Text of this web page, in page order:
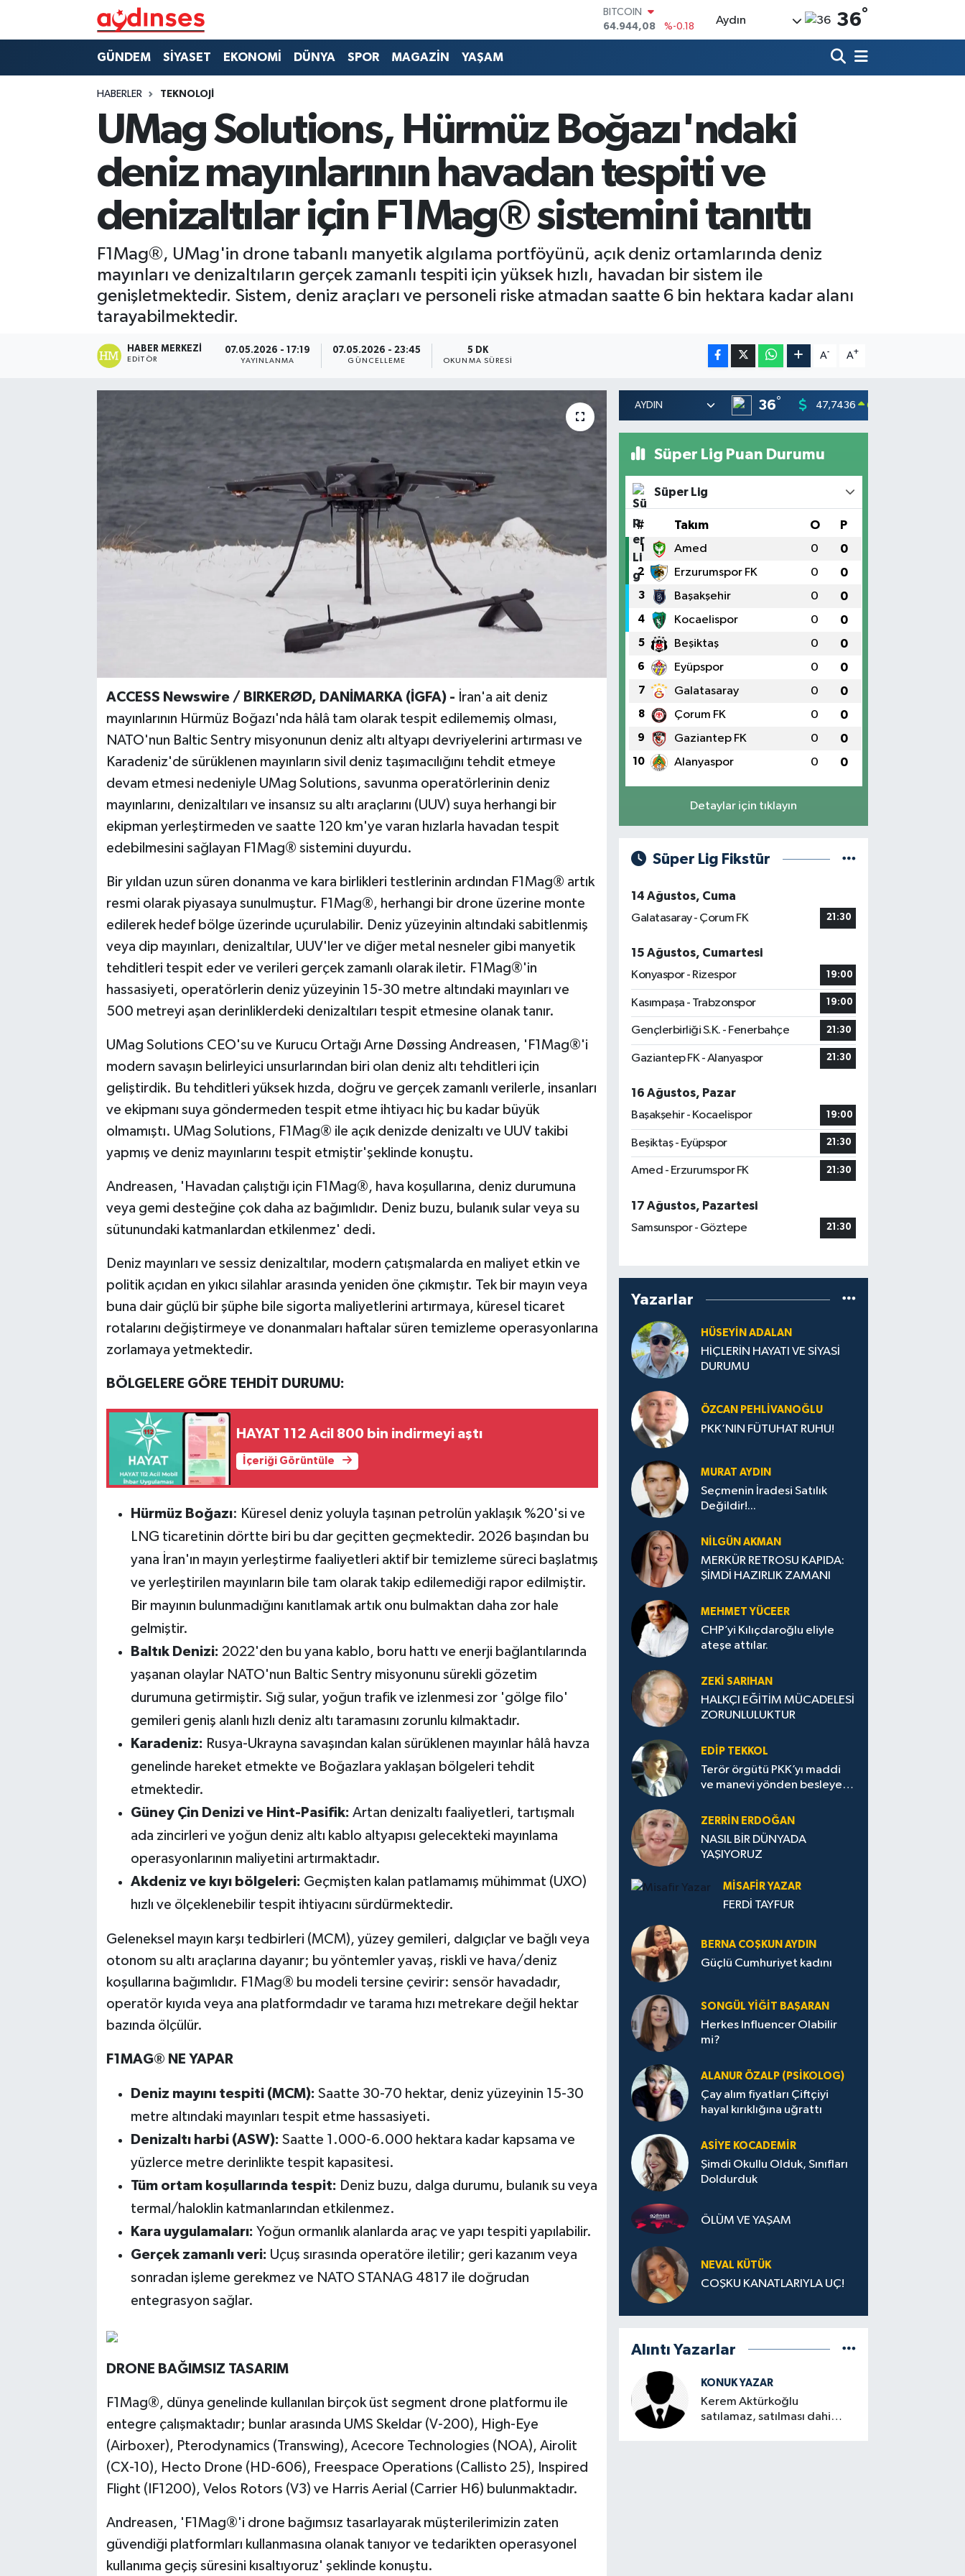
DOLAR
47,7436
%0.18
EURO
6660.55
BİST100
13.779
%-14
64.944,08
%-0.18
Aydın 36°
GÜNDEM SİYASET EKONOMİ DÜNYA SPOR MAGAZİN YAŞAM
HABERLER TEKNOLOJİ
UMag Solutions, Hürmüz Boğazı'ndaki
deniz mayınlarının havadan tespiti ve
denizaltılar için F1Mag® sistemini tanıttı
F1Mag®, UMag'in drone tabanlı manyetik algılama portföyünü, açık deniz ortamlarında deniz
mayınları ve denizaltıların gerçek zamanlı tespiti için yüksek hızlı, havadan bir sistem ile
genişletmektedir. Sistem, deniz araçları ve personeli riske atmadan saatte 6 bin hektara kadar alanı
tarayabilmektedir.
HABER MERKEZI
EDITÖR
07.05.2026 - 17:19
YAYINLANMA
07.05.2026 - 23:45
GÜNCELLEME
5 DK
OKUNMA SÜRESI
A- A+
ACCESS Newswire / BIRKERØD, DANİ MARKA (İGFA) - İran'a ait deniz
mayınlarının Hürmüz Boğazı'nda hâlâ tam olarak tespit edilememiş olması,
NATO'nun Baltic Sentry misyonunun deniz altı altyapı devriyelerini artırması ve
Karadeniz'de sürüklenen mayınların sivil deniz taşımacılığını tehdit etmeye
devam etmesi nedeniyle UMag Solutions, savunma operatörlerinin deniz
mayınlarını, denizaltıları ve insansız su altı araçlarını (UUV) suya herhangi bir
ekipman yerleştirmeden ve saatte 120 km'ye varan hızlarla havadan tespit
edebilmesini sağlayan F1Mag® sistemini duyurdu.
Bir yıldan uzun süren donanma ve kara birlikleri testlerinin ardından F1Mag® artık
resmi olarak piyasaya sunulmuştur. F1Mag®, herhangi bir drone üzerine monte
edilerek hedef bölge üzerinde uçurulabilir. Deniz yüzeyinin altındaki sabitlenmiş
veya dip mayınları, denizaltılar, UUV'ler ve diğer metal nesneler gibi manyetik
tehditleri tespit eder ve verileri gerçek zamanlı olarak iletir. F1Mag®'in
hassasiyeti, operatörlerin deniz yüzeyinin 15-30 metre altındaki mayınları ve
500 metreyi aşan derinliklerdeki denizaltıları tespit etmesine olanak tanır.
UMag Solutions CEO'su ve Kurucu Ortağı Arne Døssing Andreasen, 'F1Mag®'i
modern savaşın belirleyici unsurlarından biri olan deniz altı tehditleri için
geliştirdik. Bu tehditleri yüksek hızda, doğru ve gerçek zamanlı verilerle, insanları
ve ekipmanı suya göndermeden tespit etme ihtiyacı hiç bu kadar büyük
olmamıştı. UMag Solutions, F1Mag® ile açık denizde denizaltı ve UUV takibi
yapmış ve deniz mayınlarını tespit etmiştir'şeklinde konuştu.
Andreasen, 'Havadan çalıştığı için F1Mag®, hava koşullarına, deniz durumuna
veya gemi desteğine çok daha az bağımlıdır. Deniz buzu, bulanık sular veya su
sütunundaki katmanlardan etkilenmez' dedi.
Deniz mayınları ve sessiz denizaltılar, modern çatışmalarda en maliyet etkin ve
politik açıdan en yıkıcı silahlar arasında yeniden öne çıkmıştır. Tek bir mayın veya
buna dair güçlü bir şüphe bile sigorta maliyetlerini artırmaya, küresel ticaret
rotalarını değiştirmeye ve donanmaları haftalar süren temizleme operasyonlarına
zorlamaya yetmektedir.
BÖ LGELERE GÖ RE TEHDİT DURUMU:
HAYAT 112 Acil 800 bin indirmeyi aştı
İçeriği Görüntüle
Hürmüz Boğazı: Küresel deniz yoluyla taşınan petrolün yaklaşık %20'si ve
LNG ticaretinin dörtte biri bu dar geçitten geçmektedir. 2026 başından bu
yana İran'ın mayın yerleştirme faaliyetleri aktif bir temizleme süreci başlatmış
ve yerleştirilen mayınların bile tam olarak takip edilemediği rapor edilmiştir.
Bir mayının bulunmadığını kanıtlamak artık onu bulmaktan daha zor hale
gelmiştir.
Baltık Denizi: 2022'den bu yana kablo, boru hattı ve enerji bağlantılarında
yaşanan olaylar NATO'nun Baltic Sentry misyonunu sürekli gözetim
durumuna getirmiştir. Sığ sular, yoğun trafik ve izlenmesi zor 'gölge filo'
gemileri geniş alanlı hızlı deniz altı taramasını zorunlu kılmaktadır.
Karadeniz: Rusya-Ukrayna savaşından kalan sürüklenen mayınlar hâlâ havza
genelinde hareket etmekte ve Boğazlara yaklaşan bölgeleri tehdit
etmektedir.
Güney Çin Denizi ve Hint-Pasifik: Artan denizaltı faaliyetleri, tartışmalı
ada zincirleri ve yoğun deniz altı kablo altyapısı gelecekteki mayınlama
operasyonlarının maliyetini artırmaktadır.
Akdeniz ve kıyı bö lgeleri: Geçmişten kalan patlamamış mühimmat (UXO)
hızlı ve ölçeklenebilir tespit ihtiyacını sürdürmektedir.
Geleneksel mayın karşı tedbirleri (MCM), yüzey gemileri, dalgıçlar ve bağlı veya
otonom su altı araçlarına dayanır; bu yöntemler yavaş, riskli ve hava/deniz
koşullarına bağımlıdır. F1Mag® bu modeli tersine çevirir: sensör havadadır,
operatör kıyıda veya ana platformdadır ve tarama hızı metrekare değil hektar
bazında ölçülür.
F1MAG® NE YAPAR
Deniz mayını tespiti (MCM): Saatte 30-70 hektar, deniz yüzeyinin 15-30
metre altındaki mayınları tespit etme hassasiyeti.
Denizaltı harbi (ASW): Saatte 1.000-6.000 hektara kadar kapsama ve
yüzlerce metre derinlikte tespit kapasitesi.
Tüm ortam koşullarında tespit: Deniz buzu, dalga durumu, bulanık su veya
termal/haloklin katmanlarından etkilenmez.
Kara uygulamaları: Yoğun ormanlık alanlarda araç ve yapı tespiti yapılabilir.
Gerçek zamanlı veri: Uçuş sırasında operatöre iletilir; geri kazanım veya
sonradan işleme gerekmez ve NATO STANAG 4817 ile doğrudan
entegrasyon sağlar.
DRONE BAĞIMSIZ TASARIM
F1Mag®, dünya genelinde kullanılan birçok üst segment drone platformu ile
entegre çalışmaktadır; bunlar arasında UMS Skeldar (V-200), High-Eye
(Airboxer), Pterodynamics (Transwing), Acecore Technologies (NOA), Airolit
(CX-10), Hecto Drone (HD-606), Freespace Operations (Callisto 25), Inspired
Flight (IF1200), Velos Rotors (V3) ve Harris Aerial (Carrier H6) bulunmaktadır.
Andreasen, 'F1Mag®'i drone bağımsız tasarlayarak müşterilerimizin zaten
güvendiği platformları kullanmasına olanak tanıyor ve tedarikten operasyonel
kullanıma geçiş süresini kısaltıyoruz' şeklinde konuştu.
36° 47,7436 0.18
Süper Lig Puan Durumu
Süper Lig
# Takım O P
1 Amed 0 0
2 Erzurumspor FK 0 0
3 Başakşehir 0 0
4 Kocaelispor 0 0
5 Beşiktaş 0 0
6 Eyüpspor 0 0
7 Galatasaray 0 0
8 Çorum FK 0 0
9 Gaziantep FK 0 0
10 Alanyaspor 0 0
Detaylar için tıklayın
Süper Lig Fikstür
14 Ağustos, Cuma
Galatasaray - Çorum FK
21:30
15 Ağustos, Cumartesi
Konyaspor - Rizespor
19:00
Kasımpaşa - Trabzonspor 19:00
Gençlerbirliği S.K. - Fenerbahçe 21:30
Gaziantep FK - Alanyaspor 21:30
16 Ağustos, Pazar
Başakşehir - Kocaelispor
19:00
Beşiktaş - Eyüpspor 21:30
Amed - Erzurumspor FK 21:30
17 Ağustos, Pazartesi
Samsunspor - Göztepe
21:30
Yazarlar
HÜSEYIN ADALAN
HİÇLERİN HAYATI VE SİYASİ
DURUMU
ÖZCAN PEHLIVANOĞLU
PKK’NIN FÜTUHAT RUHU!
MURAT AYDIN
Seçmenin İradesi Satılık
Değildir!...
NILGÜN AKMAN
MERKÜR RETROSU KAPIDA:
ŞİMDİ HAZIRLIK ZAMANI
MEHMET YÜCEER
CHP’yi Kılıçdaroğlu eliyle
ateşe attılar.
ZEKI SARIHAN
HALKÇI EĞİTİM MÜCADELESİ
ZORUNLULUKTUR
EDIP TEKKOL
Terör örgütü PKK’yı maddi
ve manevi yönden besleyen
ZERRIN ERDOĞAN
NASIL BİR DÜNYADA
YAŞIYORUZ
MISAFIR YAZAR
FERDİ TAYFUR
BERNA COŞKUN AYDIN
Güçlü Cumhuriyet kadını
SONGÜL YIĞIT BAŞARAN
Herkes Influencer Olabilir
mi?
ALANUR ÖZALP (PSIKOLOG)
Çay alım fiyatları Çiftçiyi
hayal kırıklığına uğrattı
ASIYE KOCADEMİR
Şimdi Okullu Olduk, Sınıfları
Doldurduk
ÖLÜM VE YAŞAM
NEVAL KÜTÜK
COŞKU KANATLARIYLA UÇ!
Alıntı Yazarlar
KONUK YAZAR
Kerem Aktürkoğlu
satılamaz, satılması dahi
Nöbetçi Eczaneler
Hava Durumu
Aydin Namaz Vakitleri
Trafik Durumu
Süper Lig Puan Durumu ve Fikstür
Son Dakika Haberleri
Haber Arşivi